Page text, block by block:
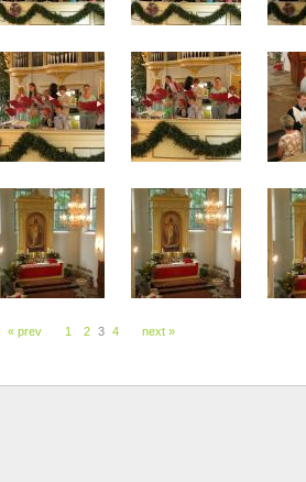
« prev 1 2 3 4 next »